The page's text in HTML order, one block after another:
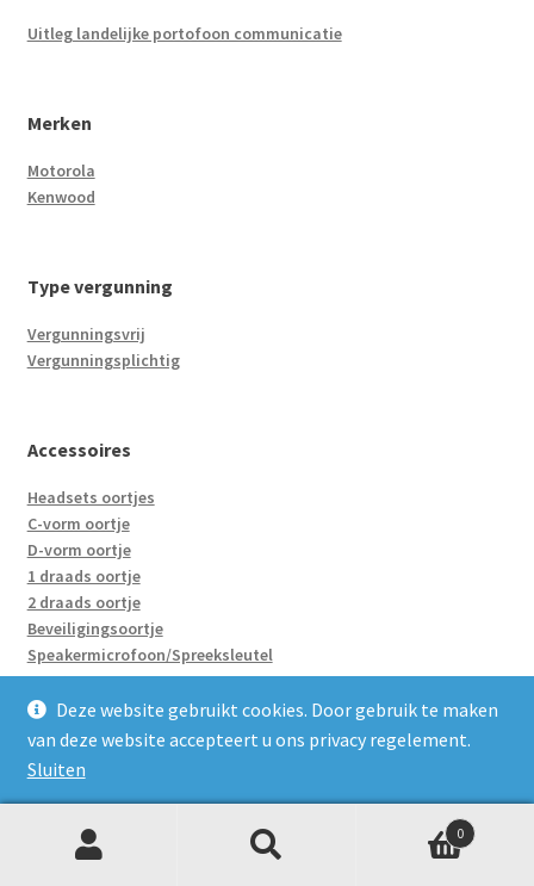
Uitleg landelijke portofoon communicatie
Merken
Motorola
Kenwood
Type vergunning
Vergunningsvrij
Vergunningsplichtig
Accessoires
Headsets oortjes
C-vorm oortje
D-vorm oortje
1 draads oortje
2 draads oortje
Beveiligingsoortje
Speakermicrofoon/Spreeksleutel
Accu’s
Holster
Enkelvoudige laders
Groepsladers
Adapter/Verloopje
0
Deze website gebruikt cookies. Door gebruik te maken
van deze website accepteert u ons privacy regelement.
Sluiten